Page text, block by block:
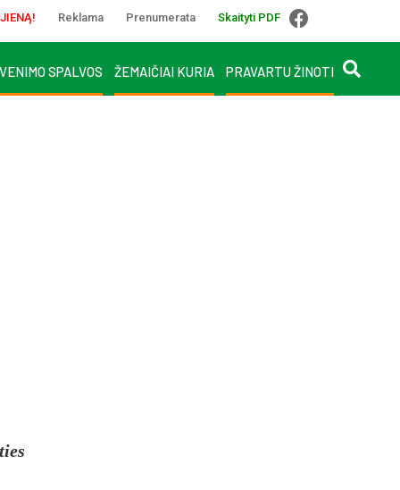
Reklama Prenumerata Skaityti PDF
SPALVOS ŽEMAIČIAI KURIA PRAVARTU ŽINOTI